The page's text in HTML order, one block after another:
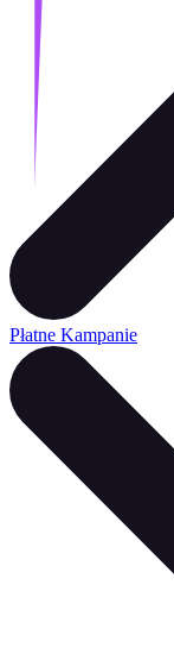
Płatne Kampanie